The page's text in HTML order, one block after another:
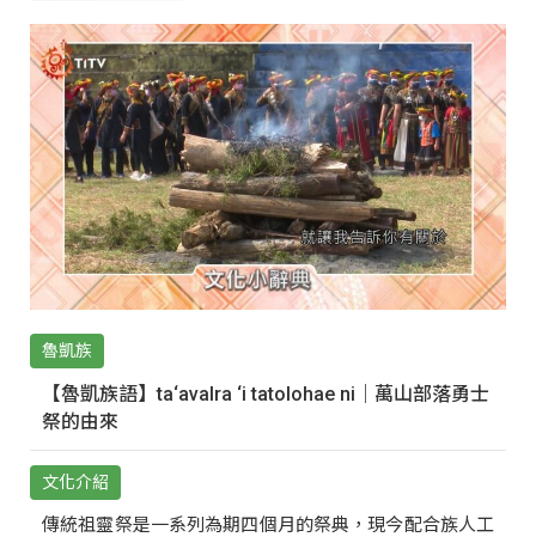
魯凱族
【魯凱族語】ta‘avalra ‘i tatolohae ni｜萬山部落勇士
祭的由來
文化介紹
傳統祖靈祭是一系列為期四個月的祭典，現今配合族人工